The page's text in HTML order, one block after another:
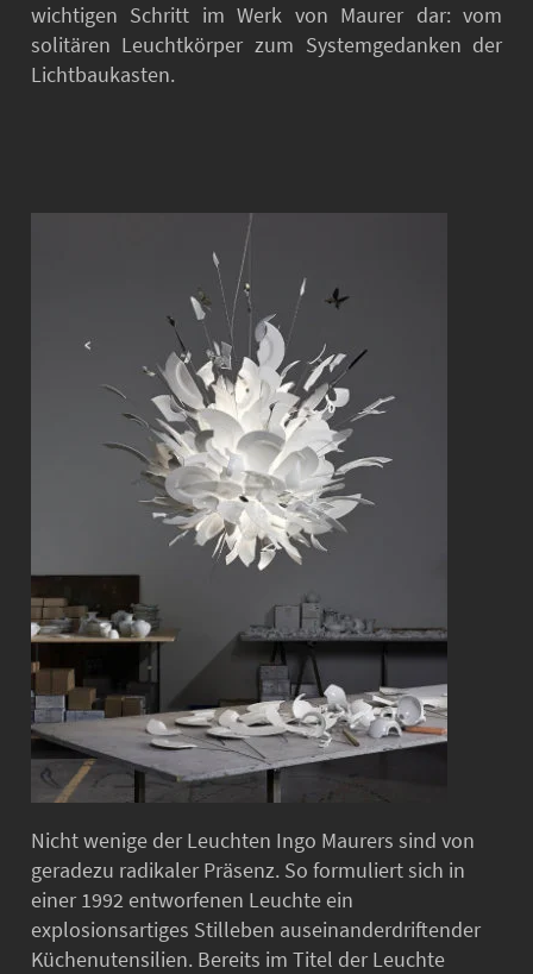
wichtigen Schritt im Werk von Maurer dar: vom
solitären Leuchtkörper zum Systemgedanken der
Lichtbaukasten.
Nicht wenige der Leuchten Ingo Maurers sind von
geradezu radikaler Präsenz. So formuliert sich in
einer 1992 entworfenen Leuchte ein
explosionsartiges Stilleben auseinanderdriftender
Küchenutensilien. Bereits im Titel der Leuchte